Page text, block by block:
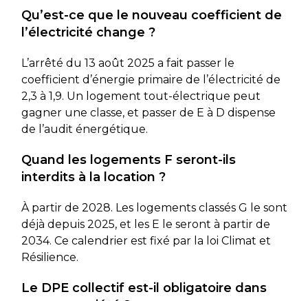
Qu’est-ce que le nouveau coefficient de
l’électricité change ?
L’arrêté du 13 août 2025 a fait passer le
coefficient d’énergie primaire de l’électricité de
2,3 à 1,9. Un logement tout-électrique peut
gagner une classe, et passer de E à D dispense
de l’audit énergétique.
Quand les logements F seront-ils
interdits à la location ?
À partir de 2028. Les logements classés G le sont
déjà depuis 2025, et les E le seront à partir de
2034. Ce calendrier est fixé par la loi Climat et
Résilience.
Le DPE collectif est-il obligatoire dans